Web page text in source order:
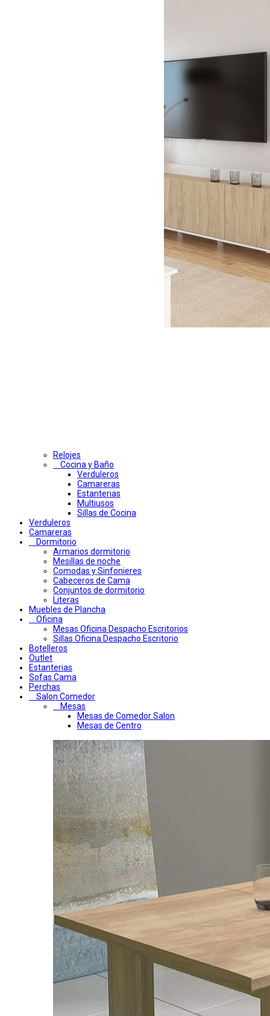
Relojes
Cocina y Baño
Verduleros
Camareras
Estanterias
Multiusos
Sillas de Cocina
Verduleros
Camareras
Dormitorio
Armarios dormitorio
Mesillas de noche
Comodas y Sinfonieres
Cabeceros de Cama
Conjuntos de dormitorio
Literas
Muebles de Plancha
Oficina
Mesas Oficina Despacho Escritorios
Sillas Oficina Despacho Escritorio
Botelleros
Outlet
Estanterias
Sofas Cama
Perchas
Salon Comedor
Mesas
Mesas de Comedor Salon
Mesas de Centro